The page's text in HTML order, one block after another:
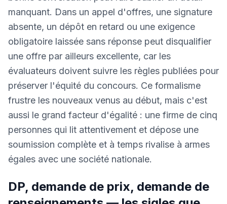
manquant. Dans un appel d'offres, une signature
absente, un dépôt en retard ou une exigence
obligatoire laissée sans réponse peut disqualifier
une offre par ailleurs excellente, car les
évaluateurs doivent suivre les règles publiées pour
préserver l'équité du concours. Ce formalisme
frustre les nouveaux venus au début, mais c'est
aussi le grand facteur d'égalité : une firme de cinq
personnes qui lit attentivement et dépose une
soumission complète et à temps rivalise à armes
égales avec une société nationale.
DP, demande de prix, demande de